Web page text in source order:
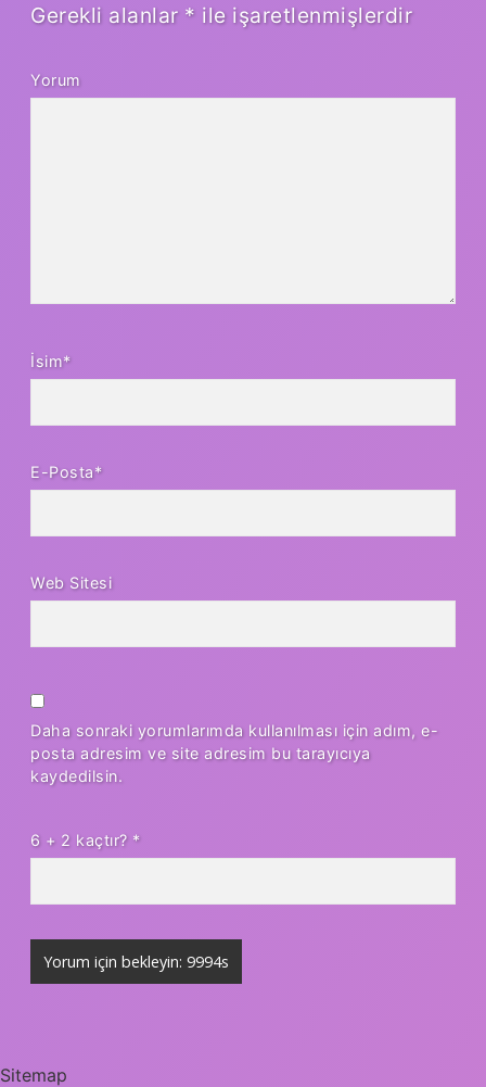
Gerekli alanlar * ile işaretlenmişlerdir
Yorum
İsim*
E-Posta*
Web Sitesi
Daha sonraki yorumlarımda kullanılması için adım, e-
posta adresim ve site adresim bu tarayıcıya
kaydedilsin.
6 + 2 kaçtır? *
Sitemap